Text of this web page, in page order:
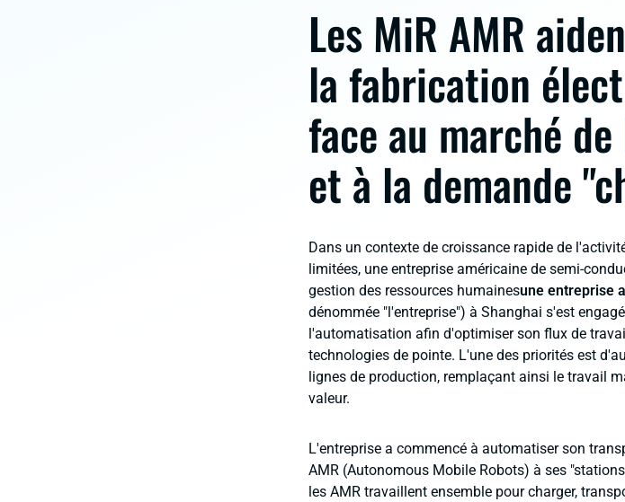
Les MiR AMR
la fabrication
face au marché
et à la demande
Dans un contexte de croissance rapide de
limitées, une entreprise américaine de semi-
gestion des ressources humainesune entreprise
dénommée "l'entreprise") à Shanghai s'est
l'automatisation afin d'optimiser son flux de
technologies de pointe. L'une des priorités est
lignes de production, remplaçant ainsi le travail
valeur.
L'entreprise a commencé à automatiser son
AMR (Autonomous Mobile Robots) à ses
les AMR travaillent ensemble pour charger,